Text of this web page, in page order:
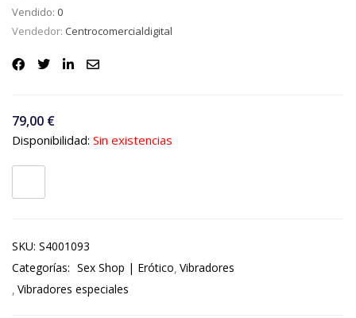
Vendido: 0
Vendedor: Centrocomercialdigital
79,00 €
Disponibilidad: Sin existencias
SKU: S4001093
Categorías: Sex Shop | Erótico Vibradores
Vibradores especiales